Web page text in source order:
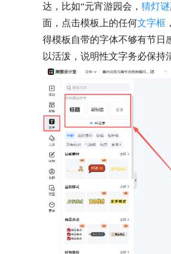
达，比如“元宵游园会， 猜灯谜
面，点击模板上的任何文字框
得模板自带的字体不够有节日
以活泼，说明性文字务必保持